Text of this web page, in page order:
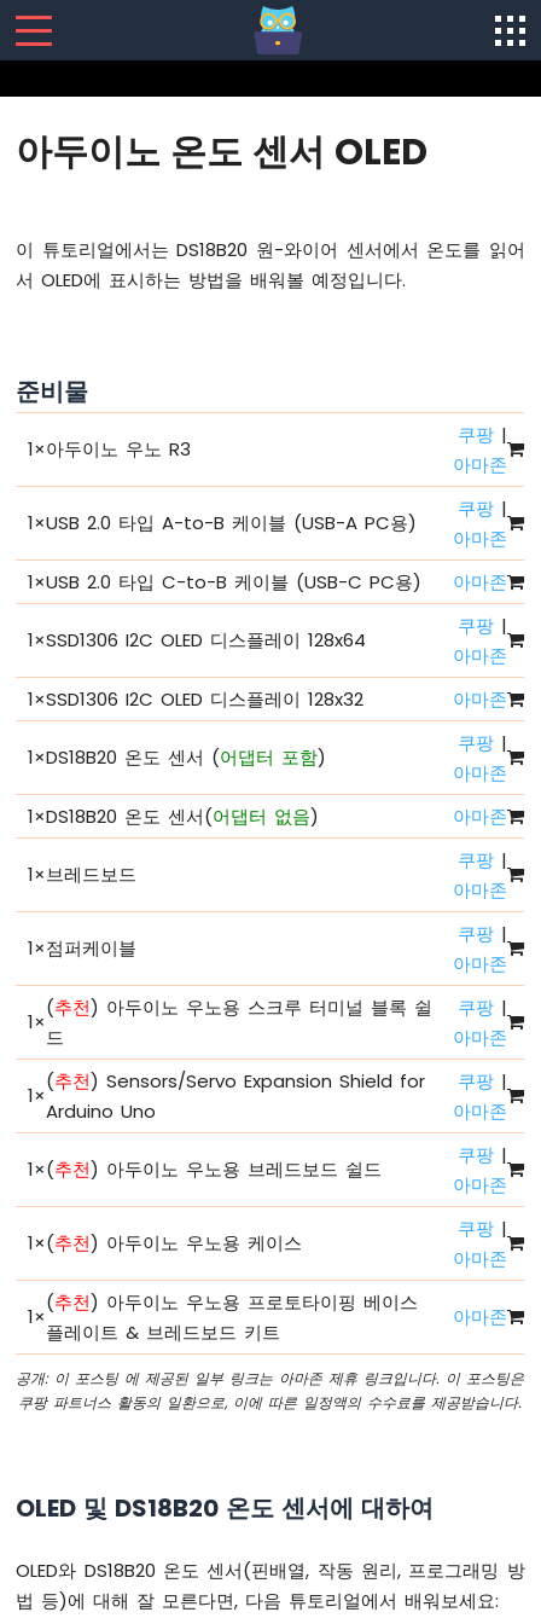
아
노
소
어
설
두
이
노
-
하
드
웨
준
비
두
노
녕
아
두
노
드
아
두
노
-
리
모
니
이
노
시
리
아두이노 온도 센서 OLED
이 튜토리얼에서는 DS18B20 원-와이어 센서에서 온도를 읽어
서 OLED에 표시하는 방법을 배워볼 예정입니다.
준비물
1×아두이노 우노 R3
쿠팡 |
아마존
1×USB 2.0 타입 A-to-B 케이블 (USB-A PC용)
쿠팡 |
아마존
1×USB 2.0 타입 C-to-B 케이블 (USB-C PC용) 아마존
1×SSD1306 I2C OLED 디스플레이 128x64
쿠팡 |
아마존
1×SSD1306 I2C OLED 디스플레이 128x32 아마존
1×DS18B20 온도 센서 (어댑터 포함)
쿠팡 |
아마존
1×DS18B20 온도 센서(어댑터 없음) 아마존
1×브레드보드
쿠팡 |
아마존
1×점퍼케이블
쿠팡 |
아마존
1×
(추천) 아두이노 우노용 스크루 터미널 블록 쉴
드
쿠팡 |
아마존
1×
(추천) Sensors/Servo Expansion Shield for
Arduino Uno
쿠팡 |
아마존
1×(추천) 아두이노 우노용 브레드보드 쉴드
쿠팡 |
아마존
1×(추천) 아두이노 우노용 케이스
쿠팡 |
아마존
1×
(추천) 아두이노 우노용 프로토타이핑 베이스
플레이트 & 브레드보드 키트
아마존
공개: 이 포스팅 에 제공된 일부 링크는 아마존 제휴 링크입니다. 이 포스팅은
쿠팡 파트너스 활동의 일환으로, 이에 따른 일정액의 수수료를 제공받습니다.
OLED 및 DS18B20 온도 센서에 대하여
OLED와 DS18B20 온도 센서(핀배열, 작동 원리, 프로그래밍 방
법 등)에 대해 잘 모른다면, 다음 튜토리얼에서 배워보세요: